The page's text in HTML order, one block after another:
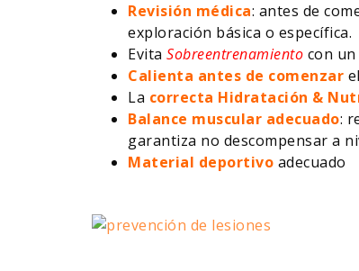
Revisión médica: antes de
exploración básica o específica.
Evita Sobreentrenamiento con un
Calienta antes de comenzar
La correcta Hidratación &
Balance muscular adecuado:
garantiza no descompensar a
Material deportivo adecuado